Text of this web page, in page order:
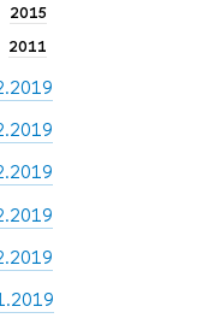
2015
2011